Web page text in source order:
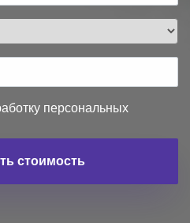
персональных
стоимость